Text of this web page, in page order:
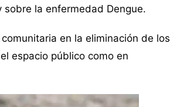
la enfermedad Dengue.
en la eliminación de los
espacio público como en